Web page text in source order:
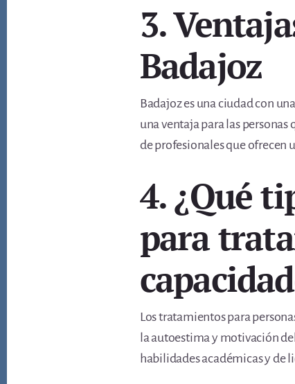
3.
Badajoz
Badajoz es una ciudad con
una ventaja para las
de profesionales que ofrecen
4. ¿Qué
para
Los tratamientos para
la autoestima y motivación
habilidades académicas y de